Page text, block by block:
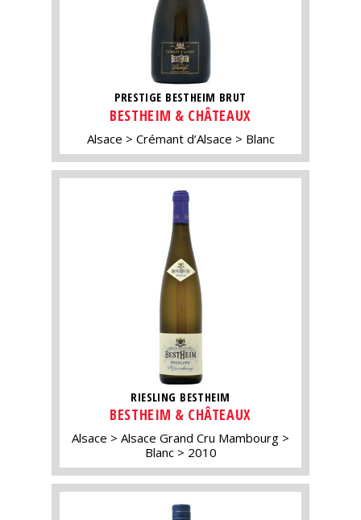
PRESTIGE BESTHEIM BRUT
BESTHEIM & CHÂTEAUX
Alsace Crémant d’Alsace Blanc
RIESLING BESTHEIM
BESTHEIM & CHÂTEAUX
Alsace
Alsace Grand Cru Mambourg
Blanc
2010